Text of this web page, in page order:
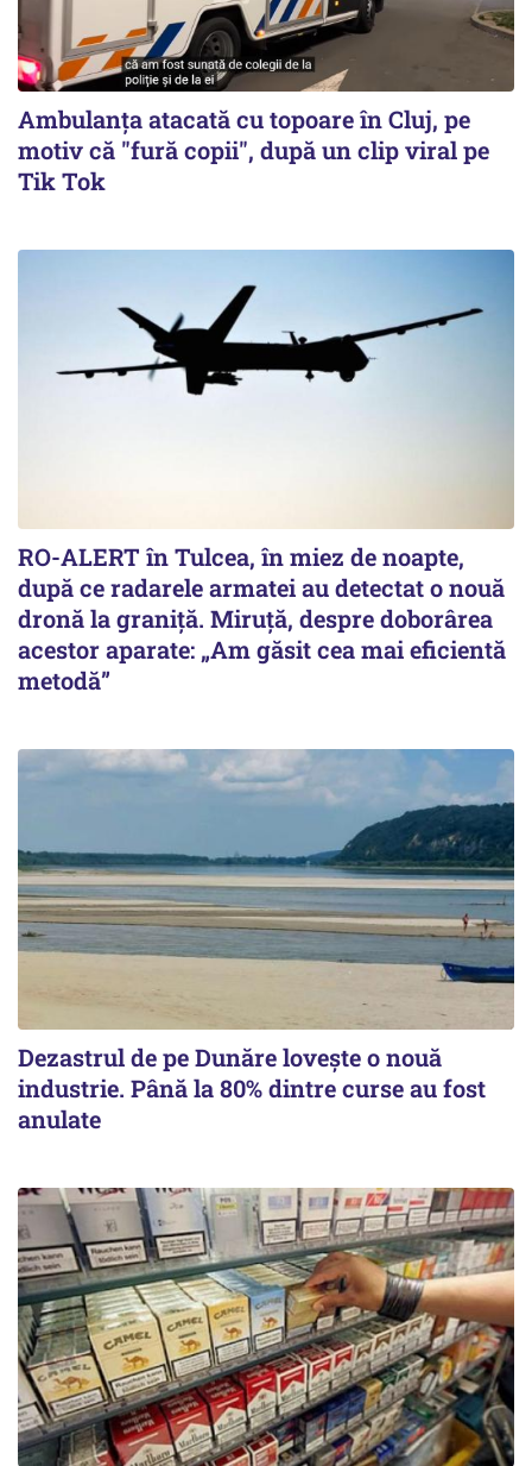
Ambulanța atacată cu topoare în Cluj, pe
motiv că "fură copii", după un clip viral pe
Tik Tok
RO-ALERT în Tulcea, în miez de noapte,
după ce radarele armatei au detectat o nouă
dronă la graniță. Miruță, despre doborârea
acestor aparate: „Am găsit cea mai eficientă
metodă”
Dezastrul de pe Dunăre lovește o nouă
industrie. Până la 80% dintre curse au fost
anulate